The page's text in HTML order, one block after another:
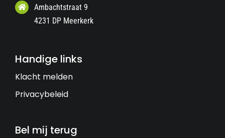
Ambachtstraat 9
4231 DP Meerkerk
Handige links
Klacht melden
Privacybeleid
Bel mij terug